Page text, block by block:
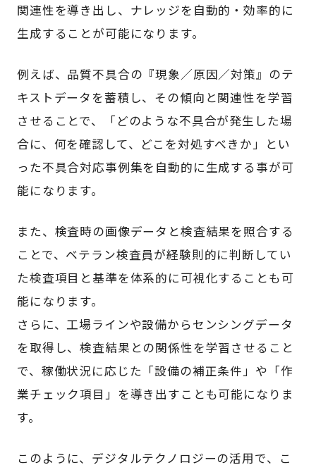
関連性を導き出し、ナレッジを自動的・効率的に
生成することが可能になります。
例えば、品質不具合の『現象／原因／対策』のテ
キストデータを蓄積し、その傾向と関連性を学習
させることで、「どのような不具合が発生した場
合に、何を確認して、どこを対処すべきか」とい
った不具合対応事例集を自動的に生成する事が可
能になります。
また、検査時の画像データと検査結果を照合する
ことで、ベテラン検査員が経験則的に判断してい
た検査項目と基準を体系的に可視化することも可
能になります。
さらに、工場ラインや設備からセンシングデータ
を取得し、検査結果との関係性を学習させること
で、稼働状況に応じた「設備の補正条件」や「作
業チェック項目」を導き出すことも可能になりま
す。
このように、デジタルテクノロジーの活用で、こ